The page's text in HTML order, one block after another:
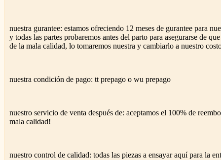
nuestra gurantee: estamos ofreciendo 12 meses de gurantee para
y todas las partes probaremos antes del parto para asegurarse de
de la mala calidad, lo tomaremos nuestra y cambiarlo a nuestro
nuestra condición de pago: tt prepago o wu prepago
nuestro servicio de venta después de: aceptamos el 100% de
mala calidad!
nuestro control de calidad: todas las piezas a ensayar aquí para la